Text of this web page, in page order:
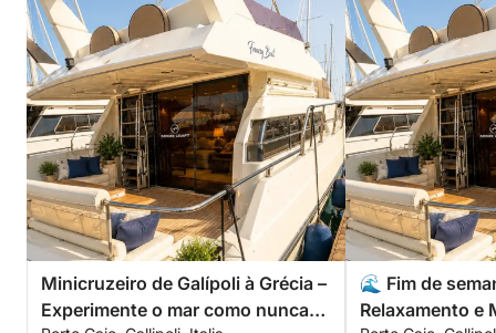
✅ Prancha de SUP disponível (se disponível a
bordo)
Minicruzeiro de Galípoli à Grécia –
Experimente o mar como nunca
🌊 Fim de
Relaxamento e